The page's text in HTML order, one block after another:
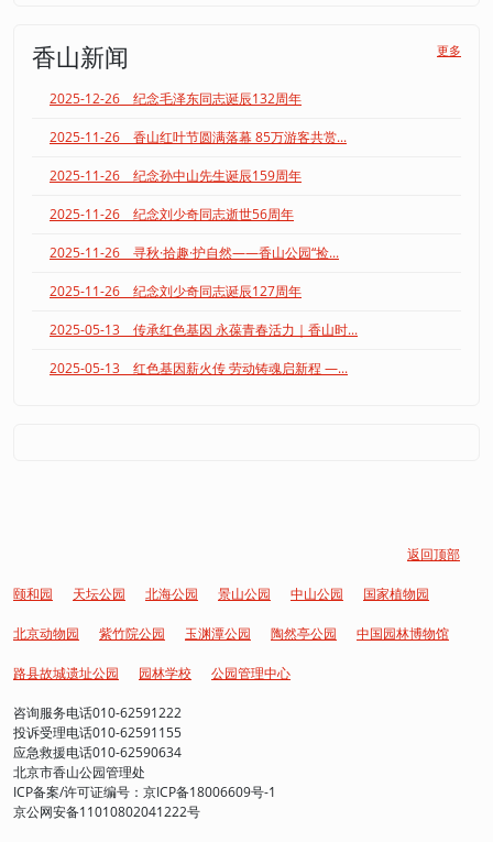
香山新闻 更多
2025-12-26 纪念毛泽东同志诞辰132周年
2025-11-26 香山红叶节圆满落幕 85万游客共赏...
2025-11-26 纪念孙中山先生诞辰159周年
2025-11-26 纪念刘少奇同志逝世56周年
2025-11-26 寻秋·拾趣·护自然——香山公园“捡...
2025-11-26 纪念刘少奇同志诞辰127周年
2025-05-13 传承红色基因 永葆青春活力｜香山时...
2025-05-13 红色基因薪火传 劳动铸魂启新程 —...
返回顶部
颐和园 天坛公园 北海公园 景山公园 中山公园 国家植物园
北京动物园 紫竹院公园 玉渊潭公园 陶然亭公园 中国园林博物馆
路县故城遗址公园 园林学校 公园管理中心
咨询服务电话010-62591222
投诉受理电话010-62591155
应急救援电话010-62590634
北京市香山公园管理处
ICP备案/许可证编号：京ICP备18006609号-1
京公网安备11010802041222号